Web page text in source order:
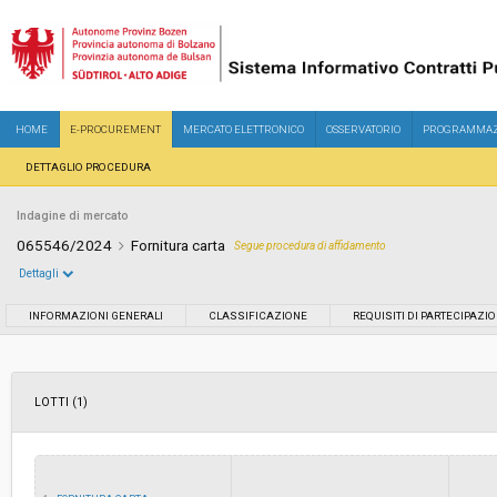
HOME E-PROCUREMENT MERCATO ELETTRONICO OSSERVATORIO
DETTAGLIO PROCEDURA
Indagine di mercato
065546/2024 Fornitura carta Segue procedura di affidamento
Svolgimento:
Dettagli
INFORMAZIONI GENERALI CLASSIFICAZIONE REQUISITI DI
LOTTI (1)